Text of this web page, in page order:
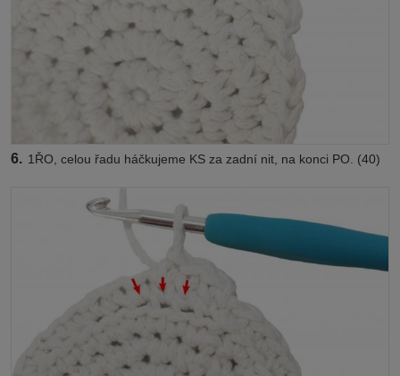
6. 1ŘO, celou řadu háčkujeme KS za zadní nit, na konci PO. (40)